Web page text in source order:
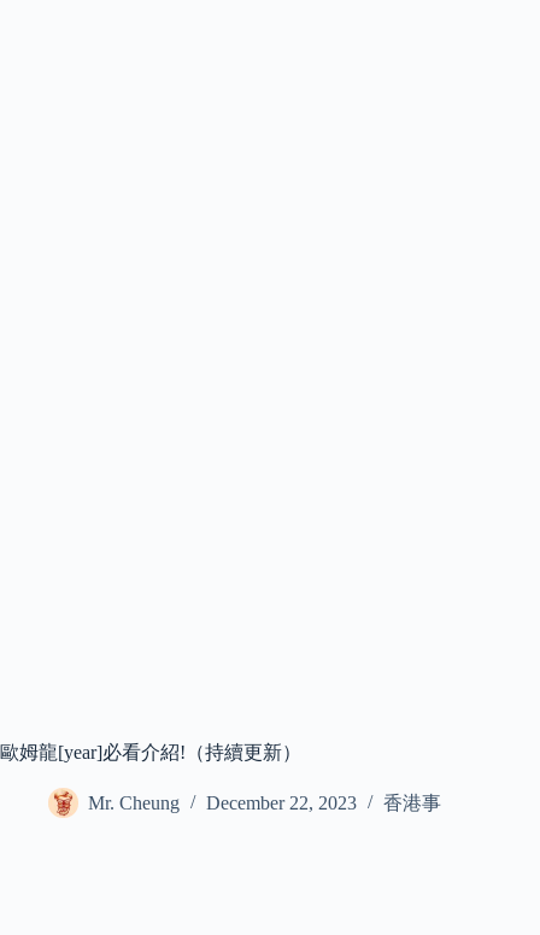
歐姆龍[year]必看介紹!（持續更新）
Mr. Cheung December 22, 2023 香港事